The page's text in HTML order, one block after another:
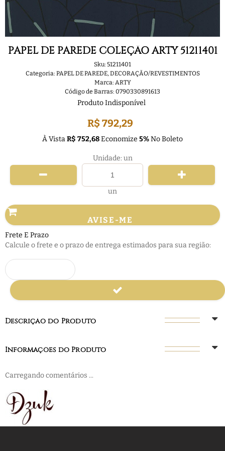
PAPEL DE PAREDE COLEÇÃO ARTY 51211401
Sku: 51211401
Categoria: PAPEL DE PAREDE,DECORAÇÃO/REVESTIMENTOS
Marca: ARTY
Código de Barras: 0790330891613
Produto Indisponível
R$ 792,29
À VistaR$ 752,68Economize 5%No Boleto
Unidade: un
un
AVISE-ME
Frete E Prazo
Calcule o frete e o prazo de entrega estimados para sua região:
Descrição do Produto
Informações do Produto
Carregando comentários ...